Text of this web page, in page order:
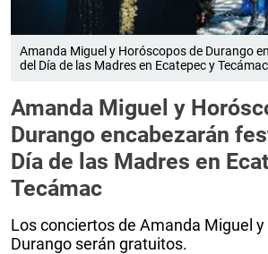
Amanda Miguel y Horóscopos de Durango
del Día de las Madres en Ecatepec y
Amanda Miguel y
Durango encabezarán
Día de las Madres en
Tecámac
Los conciertos de Amanda Miguel
Durango serán gratuitos.